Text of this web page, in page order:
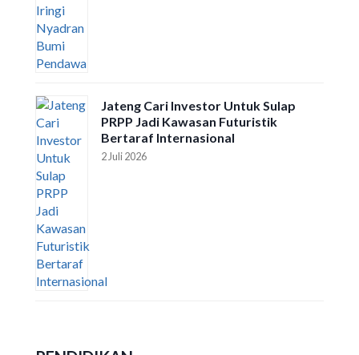
Jateng Cari Investor Untuk Sulap
PRPP Jadi Kawasan Futuristik
Bertaraf Internasional
2 Juli 2026